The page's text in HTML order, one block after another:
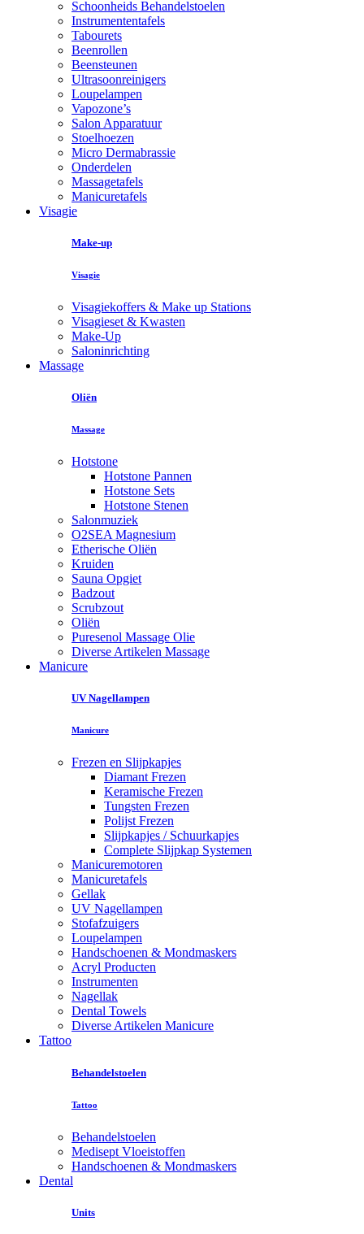
Schoonheids Behandelstoelen
Instrumententafels
Tabourets
Beenrollen
Beensteunen
Ultrasoonreinigers
Loupelampen
Vapozone’s
Salon Apparatuur
Stoelhoezen
Micro Dermabrassie
Onderdelen
Massagetafels
Manicuretafels
Visagie
Make-up
Visagie
Visagiekoffers & Make up Stations
Visagieset & Kwasten
Make-Up
Saloninrichting
Massage
Oliën
Massage
Hotstone
Hotstone Pannen
Hotstone Sets
Hotstone Stenen
Salonmuziek
O2SEA Magnesium
Etherische Oliën
Kruiden
Sauna Opgiet
Badzout
Scrubzout
Oliën
Puresenol Massage Olie
Diverse Artikelen Massage
Manicure
UV Nagellampen
Manicure
Frezen en Slijpkapjes
Diamant Frezen
Keramische Frezen
Tungsten Frezen
Polijst Frezen
Slijpkapjes / Schuurkapjes
Complete Slijpkap Systemen
Manicuremotoren
Manicuretafels
Gellak
UV Nagellampen
Stofafzuigers
Loupelampen
Handschoenen & Mondmaskers
Acryl Producten
Instrumenten
Nagellak
Dental Towels
Diverse Artikelen Manicure
Tattoo
Behandelstoelen
Tattoo
Behandelstoelen
Medisept Vloeistoffen
Handschoenen & Mondmaskers
Dental
Units